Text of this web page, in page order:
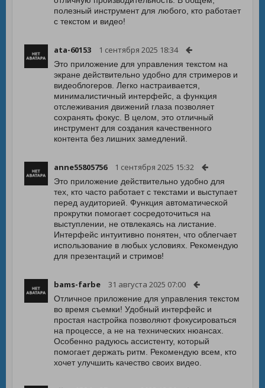
полезный инструмент для любого, кто работает
с текстом и видео!
ata-60153 1 сентября 2025 18:34
Это приложение для управления текстом на
экране действительно удобно для стримеров и
видеоблогеров. Легко настраивается,
минималистичный интерфейс, а функция
отслеживания движений глаза позволяет
сохранять фокус. В целом, это отличный
инструмент для создания качественного
контента без лишних замедлений.
anne55805756 1 сентября 2025 15:32
Это приложение действительно удобно для
тех, кто часто работает с текстами и выступает
перед аудиторией. Функция автоматической
прокрутки помогает сосредоточиться на
выступлении, не отвлекаясь на листание.
Интерфейс интуитивно понятен, что облегчает
использование в любых условиях. Рекомендую
для презентаций и стримов!
bams-farbe 31 августа 2025 07:00
Отличное приложение для управления текстом
во время съемки! Удобный интерфейс и
простая настройка позволяют фокусироваться
на процессе, а не на технических нюансах.
Особенно радуюсь ассистенту, который
помогает держать ритм. Рекомендую всем, кто
хочет улучшить качество своих видео.